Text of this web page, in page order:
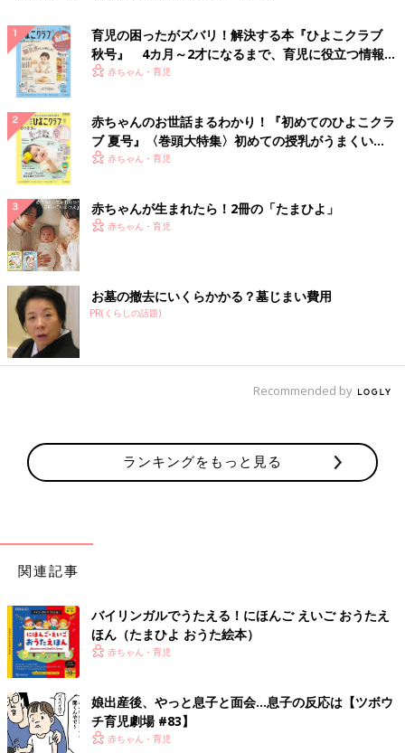
育児の困ったがズバリ！解決する本『ひよこクラブ
秋号』 4カ月～2才になるまで、育児に役立つ情報が
いっぱい！
赤ちゃん・育児
赤ちゃんのお世話まるわかり！『初めてのひよこクラ
ブ 夏号』〈巻頭大特集〉初めての授乳がうまくい
く！ おっぱい・ミルクの基本と夏のトラブル 解決テ
赤ちゃん・育児
赤ちゃんが生まれたら！2冊の「たまひよ」
赤ちゃん・育児
お墓の撤去にいくらかかる？墓じまい費用
PR(くらしの話題)
Recommended by
ランキングをもっと見る
関連記事
バイリンガルでうたえる！にほんご えいご おうたえ
ほん（たまひよ おうた絵本）
赤ちゃん・育児
娘出産後、やっと息子と面会…息子の反応は【ツボウ
チ育児劇場 #83】
赤ちゃん・育児